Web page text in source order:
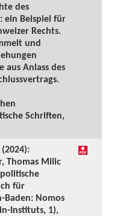
des
ein Beispiel für
Rechts.
und
aus Anlass des
Schriften,
Thomas Milic
für
Baden: Nomos
Instituts, 1),